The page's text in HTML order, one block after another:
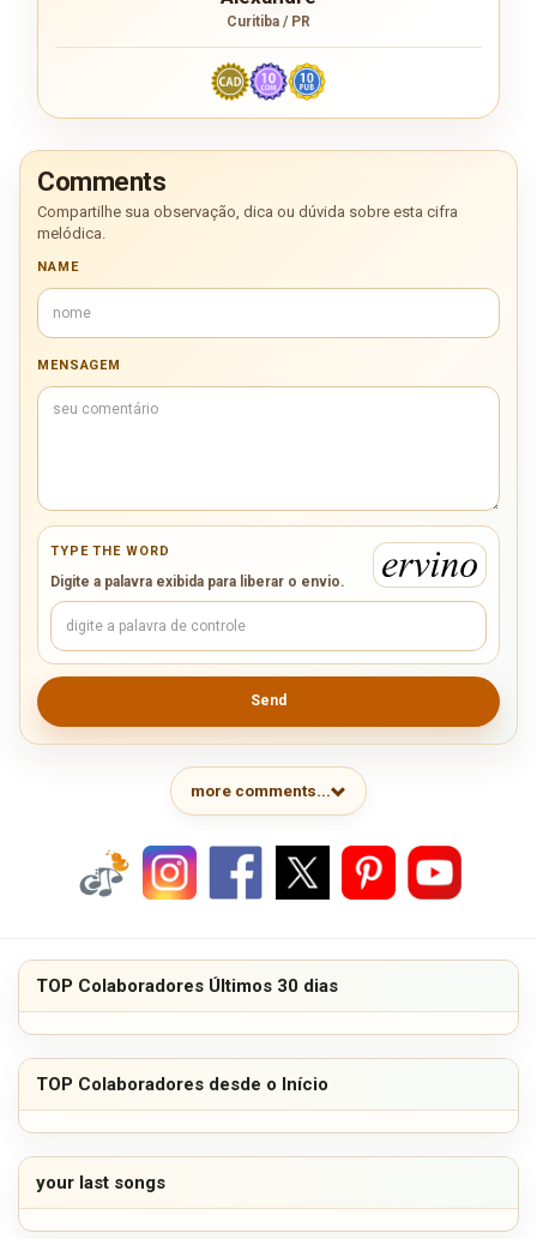
Curitiba / PR
Comments
Compartilhe sua observação, dica ou dúvida sobre esta cifra
melódica.
NAME
MENSAGEM
TYPE THE WORD
Digite a palavra exibida para liberar o envio.
Send
more comments...
TOP Colaboradores Últimos 30 dias
TOP Colaboradores desde o Início
your last songs